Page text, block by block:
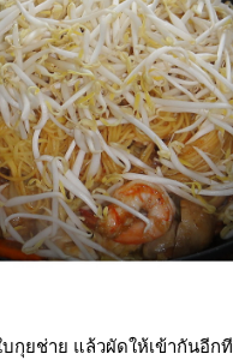
กุยช่าย แล้วผัดให้เข้ากันอีกที